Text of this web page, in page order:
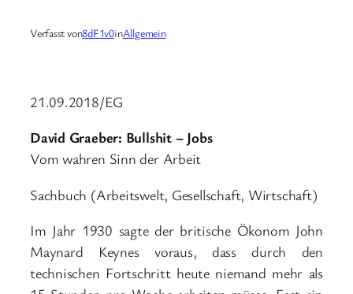
Verfasst von8dF1v0inAllgemein
21.09.2018/EG
David Graeber: Bullshit – Jobs
Vom wahren Sinn der Arbeit
Sachbuch (Arbeitswelt, Gesellschaft, Wirtschaft)
Im Jahr 1930 sagte der britische Ökonom John
Maynard Keynes voraus, dass durch den
technischen Fortschritt heute niemand mehr als